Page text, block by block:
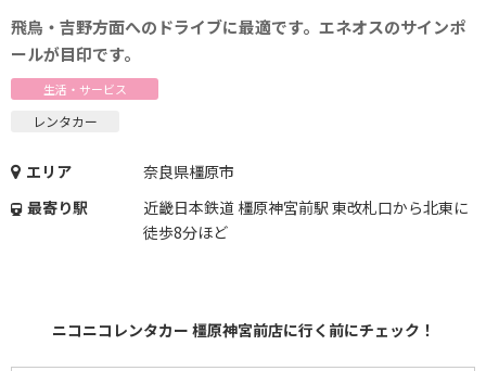
飛鳥・吉野方面へのドライブに最適です。エネオスのサインポ
ールが目印です。
生活・サービス
レンタカー
エリア
奈良県橿原市
最寄り駅
近畿日本鉄道 橿原神宮前駅 東改札口から北東に
徒歩8分ほど
ニコニコレンタカー 橿原神宮前店に行く前にチェック！